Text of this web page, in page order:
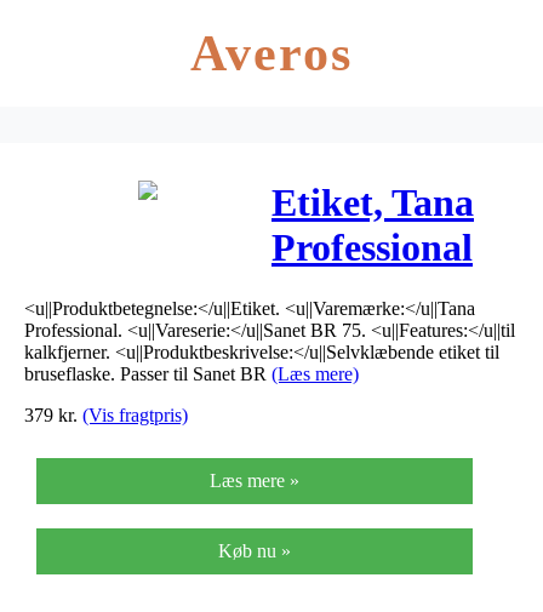
Averos
Etiket, Tana
Professional
Sanet BR 75,
til kalkfjerner
<u||Produktbetegnelse:</u||Etiket. <u||Varemærke:</u||Tana
Professional. <u||Vareserie:</u||Sanet BR 75. <u||Features:</u||til
kalkfjerner. <u||Produktbeskrivelse:</u||Selvklæbende etiket til
bruseflaske. Passer til Sanet BR (Læs mere)
379 kr. (Vis fragtpris)
Læs mere »
Køb nu »